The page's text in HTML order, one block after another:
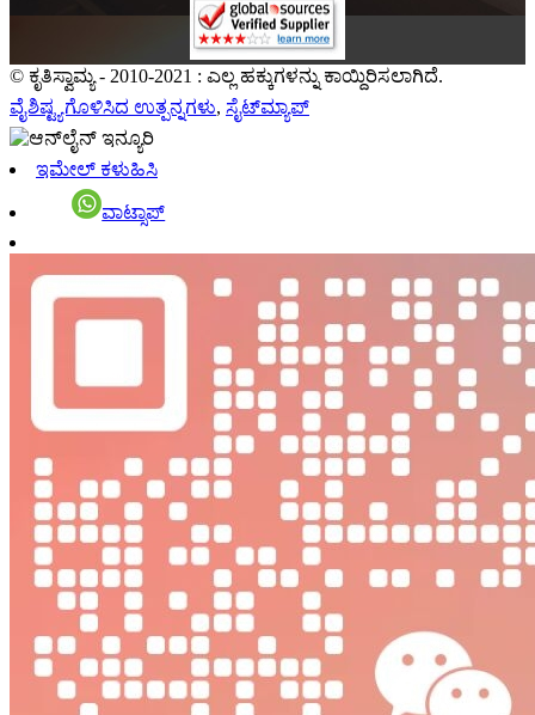
© ಕೃತಿಸ್ವಾಮ್ಯ - 2010-2021 : ಎಲ್ಲ ಹಕ್ಕುಗಳನ್ನು ಕಾಯ್ದಿರಿಸಲಾಗಿದೆ.
ವೈಶಿಷ್ಟ್ಯಗೊಳಿಸಿದ ಉತ್ಪನ್ನಗಳು, ಸೈಟ್‌ಮ್ಯಾಪ್
ಇಮೇಲ್ ಕಳುಹಿಸಿ
ವಾಟ್ಸಾಪ್